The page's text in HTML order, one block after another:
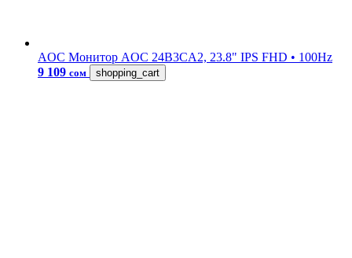
AOC Монитор AOC 24B3CA2, 23.8" IPS FHD • 100Hz
9 109 сом shopping_cart